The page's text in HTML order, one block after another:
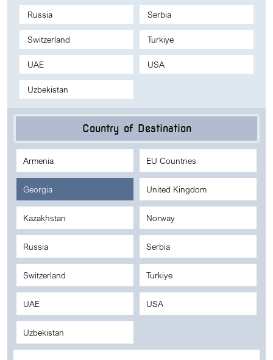
Country of Destination
Armenia EU Countries
Georgia United Kingdom
Kazakhstan Norway
Russia Serbia
Switzerland Turkiye
UAE USA
Uzbekistan
Russia Serbia
Switzerland Turkiye
UAE USA
Uzbekistan